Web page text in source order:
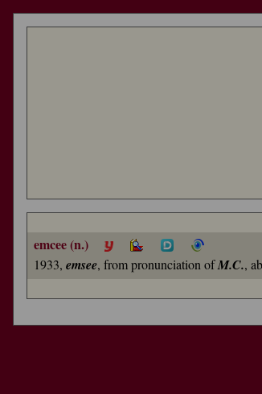
emcee (n.)
1933, emsee, from pronunciation ofM.C.,